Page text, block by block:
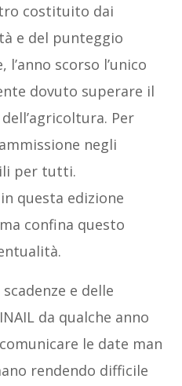
costituito dai
e del punteggio
scorso l’unico
dovuto superare il
Per
negli
per tutti.
questa edizione
confina questo
e delle
da qualche anno
le date man
rendendo difficile